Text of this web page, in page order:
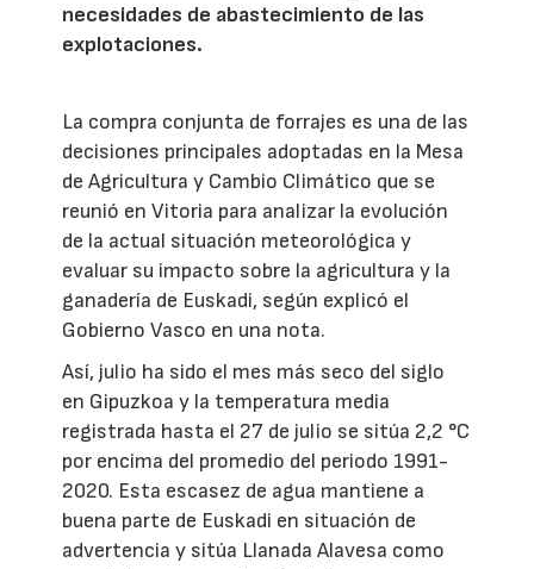
necesidades de abastecimiento de las
explotaciones.
La compra conjunta de forrajes es una de las
decisiones principales adoptadas en la Mesa
de Agricultura y Cambio Climático que se
reunió en Vitoria para analizar la evolución
de la actual situación meteorológica y
evaluar su impacto sobre la agricultura y la
ganadería de Euskadi, según explicó el
Gobierno Vasco en una nota.
Así, julio ha sido el mes más seco del siglo
en Gipuzkoa y la temperatura media
registrada hasta el 27 de julio se sitúa 2,2 °C
por encima del promedio del periodo 1991-
2020. Esta escasez de agua mantiene a
buena parte de Euskadi en situación de
advertencia y sitúa Llanada Alavesa como